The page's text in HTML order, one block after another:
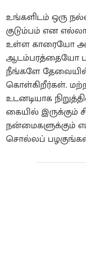
உங்களிடம் ஒரு
குடும்பம் என
உள்ள காரையோ
ஆடம்பரத்தையோ
நீங்களே
கொள்கிறீர்கள்.
உடனடியாக
கையில் இருக்கும்
நன்மைகளுக்கும்
சொல்லப்